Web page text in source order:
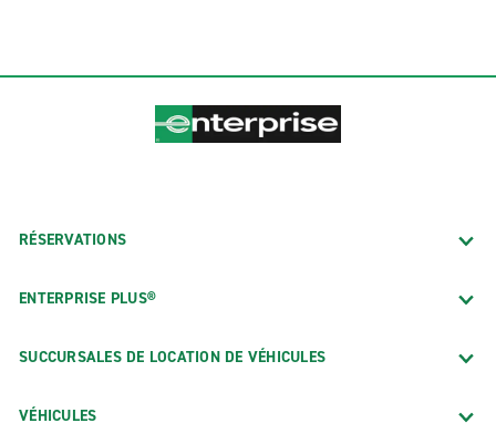
RÉSERVATIONS
ENTERPRISE PLUS®
SUCCURSALES DE LOCATION DE VÉHICULES
VÉHICULES